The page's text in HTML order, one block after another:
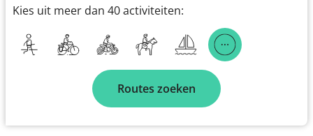
Kies uit meer dan 40 activiteiten:
Routes zoeken